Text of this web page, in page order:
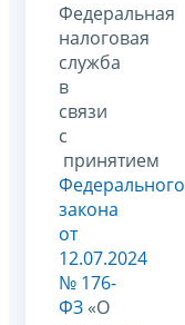
Федеральная
налоговая
служба
в
связи
с
принятием
Федерального
закона
от
12.07.2024
№ 176-
ФЗ «О